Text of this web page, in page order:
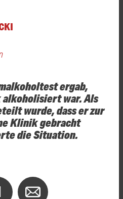
ergab,
alkoholisiert war. Als
wurde, dass er zur
Klinik gebracht
die Situation.